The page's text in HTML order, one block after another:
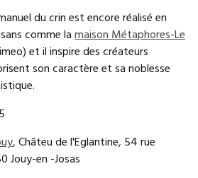
du crin est encore réalisé en
comme lamaison Métaphores-Le
et il inspire des créateurs
son caractère et sa noblesse
, Châteu de l'Eglantine, 54 rue
Jouy-en -Josas